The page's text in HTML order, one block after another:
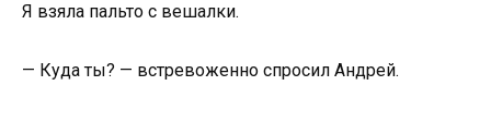
Я взяла пальто с вешалки.
— Куда ты? — встревоженно спросил Андрей.